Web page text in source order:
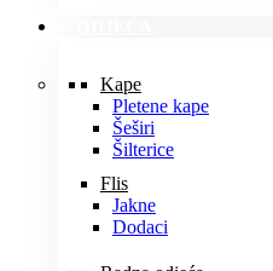
Kape
Pletene kape
Šeširi
Šilterice
Flis
Jakne
Dodaci